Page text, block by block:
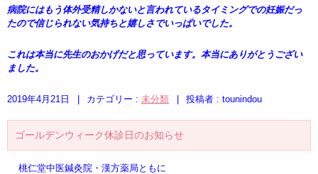
病院にはもう体外受精しかないと言われているタイミングでの妊娠だっ
たので信じられない気持ちと嬉しさでいっぱいでした。
これは本当に先生のおかげだと思っています。本当にありがとうござい
ました。
2019年4月21日 カテゴリー : 未分類 投稿者 : tounindou
ゴールデンウィーク休診日のお知らせ
桃仁堂中医鍼灸院・漢方薬局ともに